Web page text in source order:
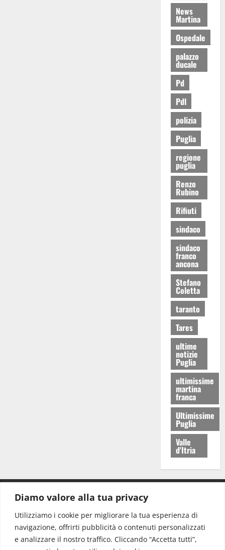
Diamo valore alla tua privacy
Utilizziamo i cookie per migliorare la tua esperienza di
navigazione, offrirti pubblicità o contenuti personalizzati
e analizzare il nostro traffico. Cliccando “Accetta tutti”,
News
Martina
Ospedale
palazzo
ducale
Pd
Pdl
polizia
Puglia
regione
puglia
Renzo
Rubino
Rifiuti
sindaco
sindaco
franco
ancona
Stefano
Coletta
taranto
Tares
ultime
notizie
Puglia
ultimissime
martina
franca
Ultimissime
Puglia
Valle
d'Itria
Redazione: redazione@www.martinasera.it
Direttore:direttore@www.martinasera.it